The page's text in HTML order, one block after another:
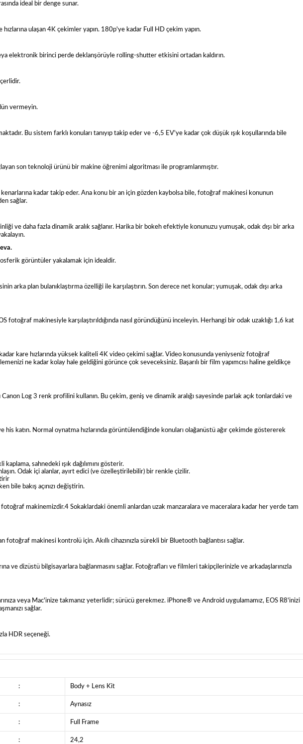
ideal bir denge sunar.
ulaşan 4K çekimler yapın. 180p'ye kadar Full HD çekim yapın.
elektronik birinci perde deklanşörüyle rolling-shutter etkisini ortadan kaldırın.
vermeyin.
Bu sistem farklı konuları tanıyıp takip eder ve -6,5 EV'ye kadar çok düşük ışık koşullarında bile
son teknoloji ürünü bir makine öğrenimi algoritması ile programlanmıştır.
kenarlarına kadar takip eder. Ana konu bir an için gözden kaybolsa bile, fotoğraf makinesi konunun
sağlar.
ve daha fazla dinamik aralık sağlanır. Harika bir bokeh efektiyle konunuzu yumuşak, odak dışı bir arka
görüntüler yakalamak için idealdir.
arka plan bulanıklaştırma özelliği ile karşılaştırın. Son derece net konular; yumuşak, odak dışı arka
fotoğraf makinesiyle karşılaştırıldığında nasıl göründüğünü inceleyin. Herhangi bir odak uzaklığı 1,6 kat
kare hızlarında yüksek kaliteli 4K video çekimi sağlar. Video konusunda yeniyseniz fotoğraf
ne kadar kolay hale geldiğini görünce çok seveceksiniz. Başarılı bir film yapımcısı haline geldikçe
Log 3 renk profilini kullanın. Bu çekim, geniş ve dinamik aralığı sayesinde parlak açık tonlardaki ve
katın. Normal oynatma hızlarında görüntülendiğinde konuları olağanüstü ağır çekimde göstererek
sahnedeki ışık dağılımını gösterir.
Odak içi alanlar, ayırt edici (ve özelleştirilebilir) bir renkle çizilir.
bile bakış açınızı değiştirin.
makinemizdir.4 Sokaklardaki önemli anlardan uzak manzaralara ve maceralara kadar her yerde tam
fotoğraf makinesi kontrolü için. Akıllı cihazınızla sürekli bir Bluetooth bağlantısı sağlar.
ve dizüstü bilgisayarlara bağlanmasını sağlar. Fotoğrafları ve filmleri takipçilerinizle ve arkadaşlarınızla
veya Mac'inize takmanız yeterlidir; sürücü gerekmez. iPhone® ve Android uygulamamız, EOS R8'inizi
sağlar.
HDR seçeneği.
: Body + Lens Kit
: Aynasız
: Full Frame
: 24,2